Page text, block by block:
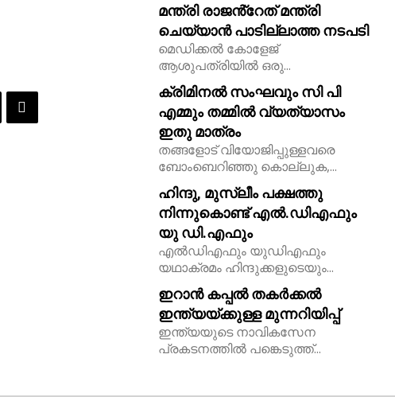
മന്ത്രി രാജൻ്റേത് മന്ത്രി
ചെയ്യാൻ പാടില്ലാത്ത നടപടി
മെഡിക്കൽ കോളേജ്
ആശുപത്രിയിൽ ഒരു...
ക്രിമിനൽ സംഘവും സി പി
എമ്മും തമ്മിൽ വ്യത്യാസം
ഇതു മാത്രം
തങ്ങളോട് വിയോജിപ്പുള്ളവരെ
ബോംബെറിഞ്ഞു കൊല്ലുക,...
ഹിന്ദു, മുസ്ലീം പക്ഷത്തു
നിന്നുകൊണ്ട് എൽ.ഡിഎഫും
യു ഡി.എഫും
എൽഡിഎഫും യുഡിഎഫും
യഥാക്രമം ഹിന്ദുക്കളുടെയും...
ഇറാൻ കപ്പൽ തകർക്കൽ
ഇന്ത്യയ്ക്കുള്ള മുന്നറിയിപ്പ്
ഇന്ത്യയുടെ നാവികസേന
പ്രകടനത്തിൽ പങ്കെടുത്ത്...